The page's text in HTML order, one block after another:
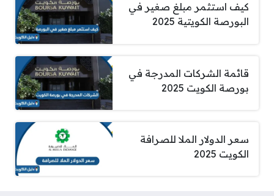
كيف استثمر مبلغ صغير في
البورصة الكويتية 2025
قائمة الشركات المدرجة في
بورصة الكويت 2025
سعر الدولار الملا للصرافة
الكويت 2025